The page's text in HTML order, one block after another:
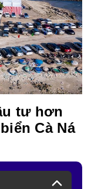
tư hơn
Cà Ná